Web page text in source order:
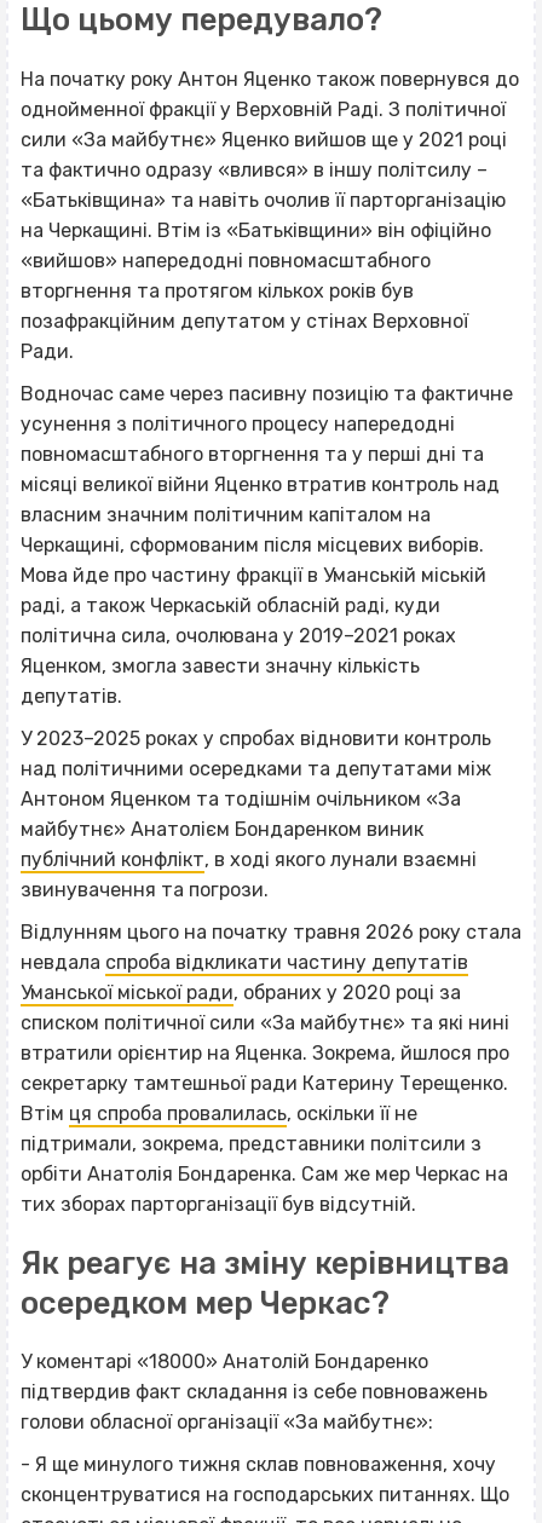
Що цьому передувало?
На початку року Антон Яценко також повернувся до
однойменної фракції у Верховній Раді. З політичної
сили «За майбутнє» Яценко вийшов ще у 2021 році
та фактично одразу «влився» в іншу політсилу –
«Батьківщина» та навіть очолив її парторганізацію
на Черкащині. Втім із «Батьківщини» він офіційно
«вийшов» напередодні повномасштабного
вторгнення та протягом кількох років був
позафракційним депутатом у стінах Верховної
Ради.
Водночас саме через пасивну позицію та фактичне
усунення з політичного процесу напередодні
повномасштабного вторгнення та у перші дні та
місяці великої війни Яценко втратив контроль над
власним значним політичним капіталом на
Черкащині, сформованим після місцевих виборів.
Мова йде про частину фракції в Уманській міській
раді, а також Черкаській обласній раді, куди
політична сила, очолювана у 2019–2021 роках
Яценком, змогла завести значну кількість
депутатів.
У 2023–2025 роках у спробах відновити контроль
над політичними осередками та депутатами між
Антоном Яценком та тодішнім очільником «За
майбутнє» Анатолієм Бондаренком виник
публічний конфлікт, в ході якого лунали взаємні
звинувачення та погрози.
Відлунням цього на початку травня 2026 року стала
невдала спроба відкликати частину депутатів
Уманської міської ради, обраних у 2020 році за
списком політичної сили «За майбутнє» та які нині
втратили орієнтир на Яценка. Зокрема, йшлося про
секретарку тамтешньої ради Катерину Терещенко.
Втім ця спроба провалилась, оскільки її не
підтримали, зокрема, представники політсили з
орбіти Анатолія Бондаренка. Сам же мер Черкас на
тих зборах парторганізації був відсутній.
Як реагує на зміну керівництва
осередком мер Черкас?
У коментарі «18000» Анатолій Бондаренко
підтвердив факт складання із себе повноважень
голови обласної організації «За майбутнє»:
- Я ще минулого тижня склав повноваження, хочу
сконцентруватися на господарських питаннях. Що